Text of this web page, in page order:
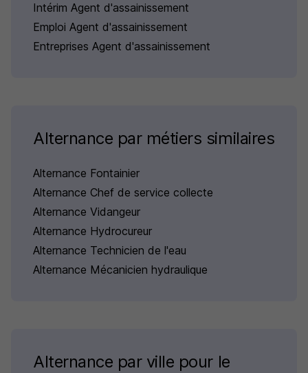
Intérim Agent d'assainissement
Emploi Agent d'assainissement
Entreprises Agent d'assainissement
Alternance par métiers similaires
Alternance Fontainier
Alternance Chef de service collecte
Alternance Vidangeur
Alternance Hydrocureur
Alternance Technicien de l'eau
Alternance Mécanicien hydraulique
Alternance par ville pour le